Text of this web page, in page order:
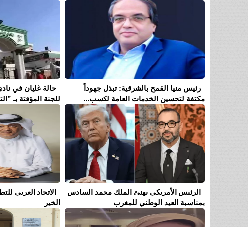
رئيس منيا القمح بالشرقية: تبذل جهوداً
مكثفة لتحسين الخدمات العامة لكسب...
حالة غليان في
للجنة المؤقتة بـ
الرئيس الأمريكي يهنئ الملك محمد السادس
بمناسبة العيد الوطني للمغرب
الاتحاد العربي
الخير